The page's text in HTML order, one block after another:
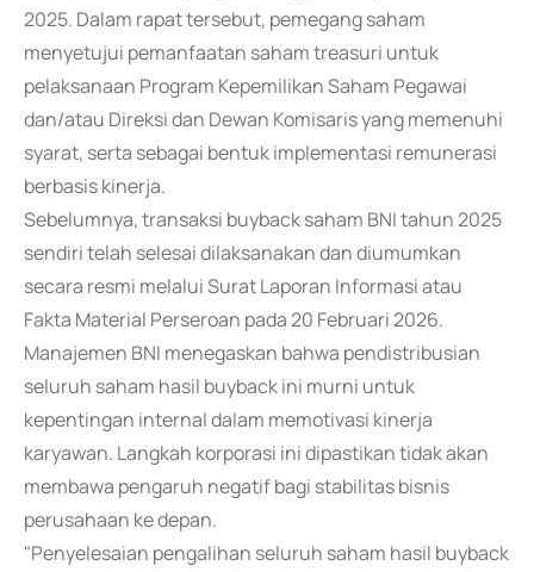
2025. Dalam rapat tersebut, pemegang saham
menyetujui pemanfaatan saham treasuri untuk
pelaksanaan Program Kepemilikan Saham Pegawai
dan/atau Direksi dan Dewan Komisaris yang memenuhi
syarat, serta sebagai bentuk implementasi remunerasi
berbasis kinerja.
Sebelumnya, transaksi buyback saham BNI tahun 2025
sendiri telah selesai dilaksanakan dan diumumkan
secara resmi melalui Surat Laporan Informasi atau
Fakta Material Perseroan pada 20 Februari 2026.
Manajemen BNI menegaskan bahwa pendistribusian
seluruh saham hasil buyback ini murni untuk
kepentingan internal dalam memotivasi kinerja
karyawan. Langkah korporasi ini dipastikan tidak akan
membawa pengaruh negatif bagi stabilitas bisnis
perusahaan ke depan.
"Penyelesaian pengalihan seluruh saham hasil buyback